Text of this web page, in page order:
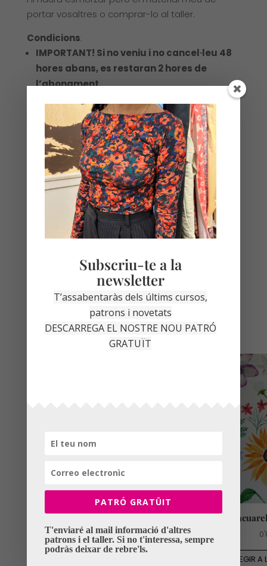
portar vosaltres o comprar-lo al taller.
Condicions:
IMPORTANT! Si no veniu i no cancel·leu 48
hores abans, es restaran 2 hores de
l’abonament.
Altres monogràfics al
taller
Aquests són alguns dels workshops que tinc
programats per venir a fer-te la teva peça de
roba al taller de la Garriga!
Taller de dibuix de figurins
Taller
AFEGIR
Subscriu-te a la
newsletter
T’assabentaràs dels últims cursos,
patrons i novetats
DESCARREGA EL NOSTRE NOU PATRÓ
GRATUÏT
PATRÓ GRATÜIT
T'enviaré al mail informació d'altres
patrons i el taller. Si no t'interessa, sempre
podràs deixar de rebre'ls.